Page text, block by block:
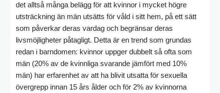
det alltså många belägg för att kvinnor i mycket högre
utsträckning än män utsätts för våld i sitt hem, på ett sätt
som påverkar deras vardag och begränsar deras
livsmöjligheter påtagligt. Detta är en trend som grundas
redan i barndomen: kvinnor uppger dubbelt så ofta som
män (20% av de kvinnliga svarande jämfört med 10%
män) har erfarenhet av att ha blivit utsatta för sexuella
övergrepp innan 15 års ålder och för 2% av kvinnorna